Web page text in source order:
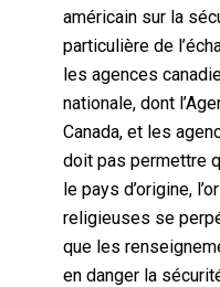
américain sur la
particulière de
les agences
nationale, dont
Canada, et les
doit pas permettre
le pays d’origine,
religieuses se
que les
en danger la